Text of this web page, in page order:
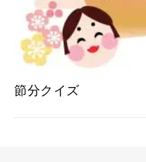
節分クイズ